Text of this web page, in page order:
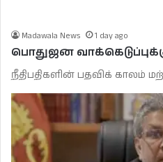
Madawala News 1 day ago
பொதுஜன
நீதிபதிகளின் பதவிக் காலம்